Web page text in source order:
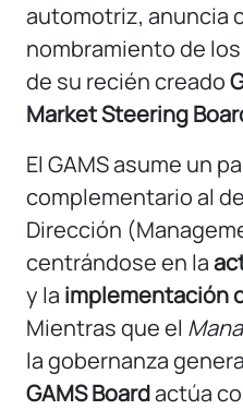
automotriz, anuncia
nombramiento de
de su recién creado
Market Steering
El GAMS asume un
complementario al
Dirección
centrándose en la
y la implementación
Mientras que el
la gobernanza
GAMS Boardactúa